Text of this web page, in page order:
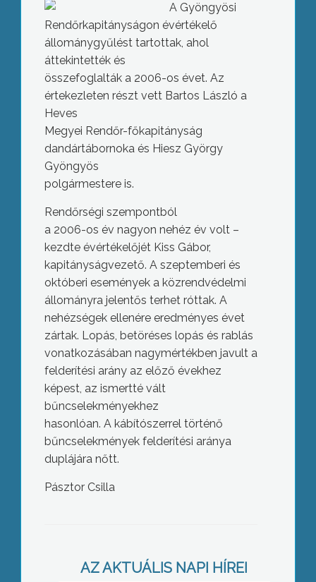
A Gyöngyösi
Rendőrkapitányságon évértékelő
állománygyűlést tartottak, ahol
áttekintették és
összefoglalták a 2006-os évet. Az
értekezleten részt vett Bartos László a
Heves
Megyei Rendőr-főkapitányság
dandártábornoka és Hiesz György
Gyöngyös
polgármestere is.
Rendőrségi szempontból
a 2006-os év nagyon nehéz év volt –
kezdte évértékelőjét Kiss Gábor,
kapitányságvezető. A szeptemberi és
októberi események a közrendvédelmi
állományra jelentős terhet róttak. A
nehézségek ellenére eredményes évet
zártak. Lopás, betöréses lopás és rablás
vonatkozásában nagymértékben javult a
felderítési arány az előző évekhez
képest, az ismertté vált
bűncselekményekhez
hasonlóan. A kábítószerrel történő
bűncselekmények felderítési aránya
duplájára nőtt.
Pásztor Csilla
AZ AKTUÁLIS NAPI HÍREI